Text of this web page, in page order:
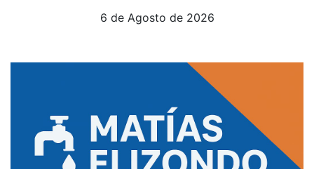
6 de Agosto de 2026